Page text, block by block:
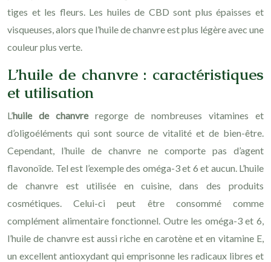
tiges et les fleurs. Les huiles de CBD sont plus épaisses et
visqueuses, alors que l’huile de chanvre est plus légère avec une
couleur plus verte.
L’huile de chanvre : caractéristiques
et utilisation
L’huile de chanvreregorge de nombreuses vitamines et
d’oligoéléments qui sont source de vitalité et de bien-être.
Cependant, l’huile de chanvre ne comporte pas d’agent
flavonoïde. Tel est l’exemple des oméga-3 et 6 et aucun. L’huile
de chanvre est utilisée en cuisine, dans des produits
cosmétiques. Celui-ci peut être consommé comme
complément alimentaire fonctionnel. Outre les oméga-3 et 6,
l’huile de chanvre est aussi riche en carotène et en vitamine E,
un excellent antioxydant qui emprisonne les radicaux libres et